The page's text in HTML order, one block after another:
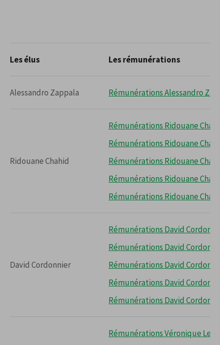
Les élus Les rémunérations
Alessandro Zappala Rémunérations Alessandro
Ridouane Chahid
Rémunérations Ridouane
Rémunérations Ridouane
Rémunérations Ridouane
Rémunérations Ridouane
Rémunérations Ridouane
David Cordonnier
Rémunérations David
Rémunérations David
Rémunérations David
Rémunérations David
Rémunérations David
Rémunérations Véronique